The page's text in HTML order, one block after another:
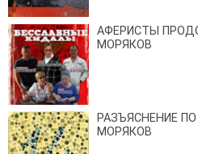
АФЕРИСТЫ
МОРЯКОВ
РАЗЪЯСНЕНИЕ
МОРЯКОВ